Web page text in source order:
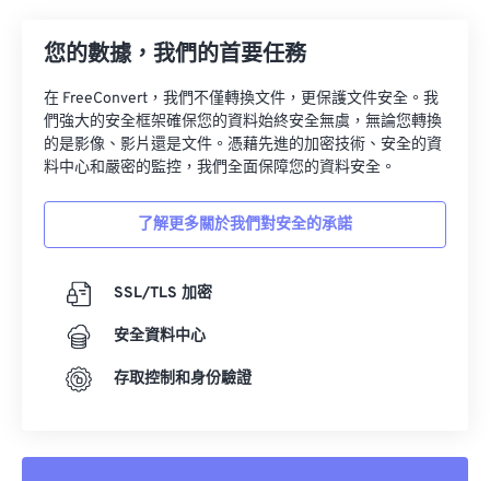
您的數據，我們的首要任務
在 FreeConvert，我們不僅轉換文件，更保護文件安全。我
們強大的安全框架確保您的資料始終安全無虞，無論您轉換
的是影像、影片還是文件。憑藉先進的加密技術、安全的資
料中心和嚴密的監控，我們全面保障您的資料安全。
了解更多關於我們對安全的承諾
SSL/TLS 加密
安全資料中心
存取控制和身份驗證